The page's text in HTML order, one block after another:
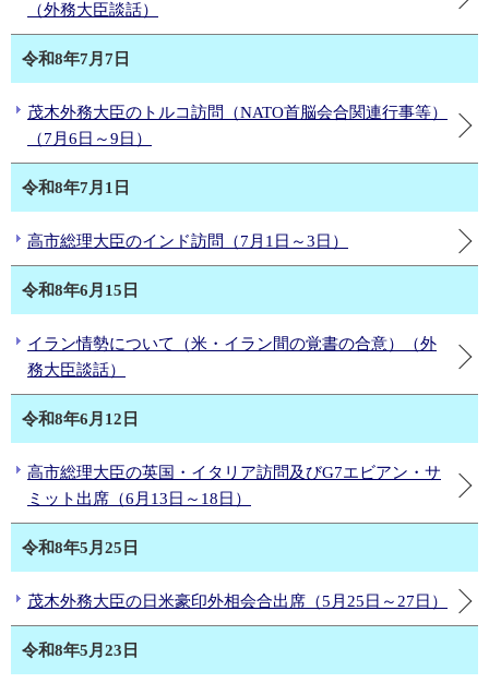
（外務大臣談話）
令和8年7月7日
茂木外務大臣のトルコ訪問（NATO首脳会合関連行事等）
（7月6日～9日）
令和8年7月1日
高市総理大臣のインド訪問（7月1日～3日）
令和8年6月15日
イラン情勢について（米・イラン間の覚書の合意）（外
務大臣談話）
令和8年6月12日
高市総理大臣の英国・イタリア訪問及びG7エビアン・サ
ミット出席（6月13日～18日）
令和8年5月25日
茂木外務大臣の日米豪印外相会合出席（5月25日～27日）
令和8年5月23日